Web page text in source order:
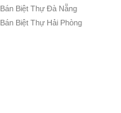
Bán Biệt Thự Đà Nẵng
Bán Biệt Thự Hải Phòng